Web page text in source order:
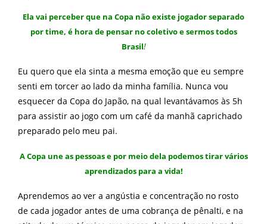
Ela vai perceber que na Copa não existe jogador separado
por time, é hora de pensar no coletivo e sermos todos
Brasil!
Eu quero que ela sinta a mesma emoção que eu sempre
senti em torcer ao lado da minha família. Nunca vou
esquecer da Copa do Japão, na qual levantávamos às 5h
para assistir ao jogo com um café da manhã caprichado
preparado pelo meu pai.
A Copa une as pessoas e por meio dela podemos tirar vários
aprendizados para a vida!
Aprendemos ao ver a angústia e concentração no rosto
de cada jogador antes de uma cobrança de pênalti, e na